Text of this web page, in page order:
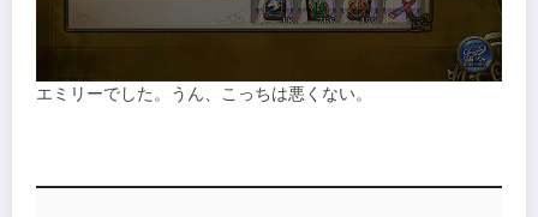
エミリーでした。うん、こっちは悪くない。